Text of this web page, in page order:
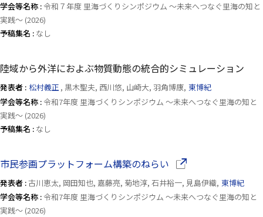
学会等名称 : 令和７年度 里海づくりシンポジウム 〜未来へつなぐ里海の知と
実践〜 (2026)
予稿集名 : なし
陸域から外洋におよぶ物質動態の統合的シミュレーション
発表者 : 松村義正 , 黒木聖夫, 西川悠, 山崎大, 羽角博康, 東博紀
学会等名称 : 令和7年度 里海づくりシンポジウム 〜未来へつなぐ里海の知と
実践〜 (2026)
予稿集名 : なし
市民参画プラットフォーム構築のねらい （別ウインドウで開
発表者 :古川恵太, 岡田知也, 嘉藤亮, 菊地淳, 石井裕一, 見島伊織, 東博紀
学会等名称 : 令和7年度 里海づくりシンポジウム 〜未来へつなぐ里海の知と
実践〜 (2026)